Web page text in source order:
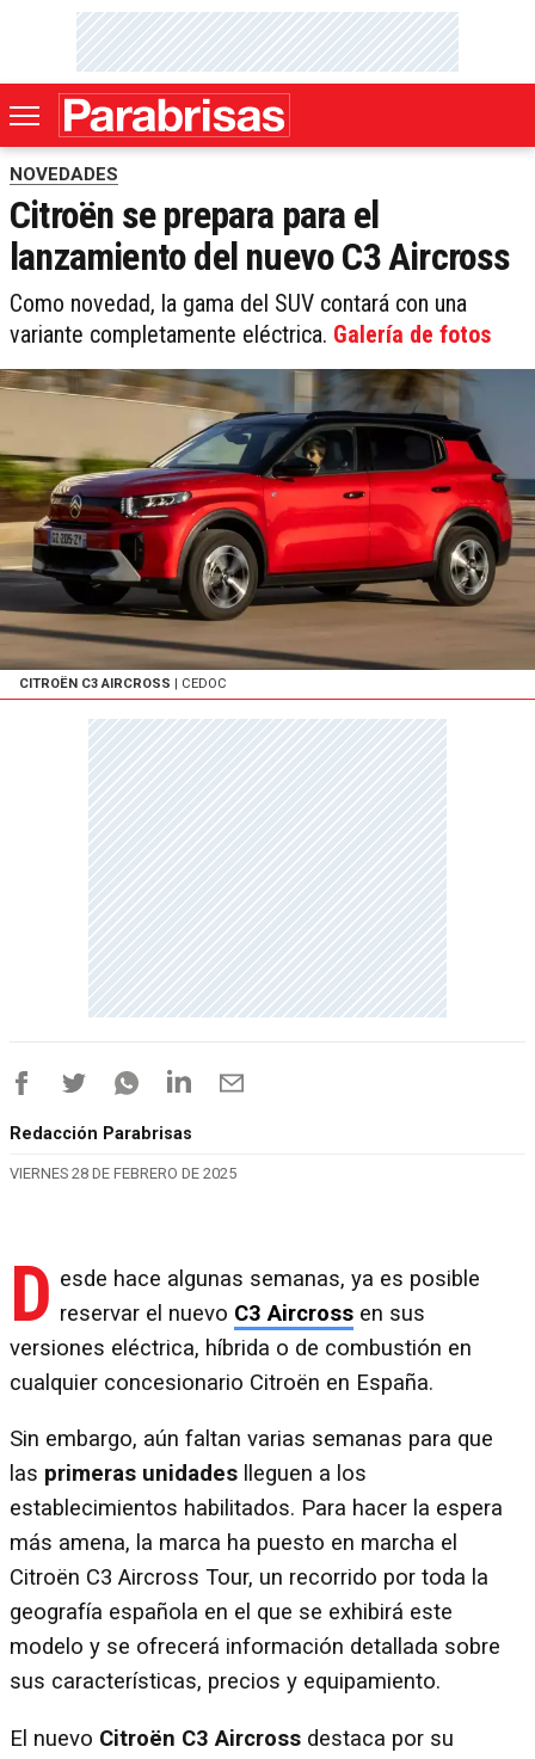
NOVEDADES
Citroën se prepara para el
lanzamiento del nuevo C3 Aircross
Como novedad, la gama del SUV contará con una
variante completamente eléctrica. Galería de fotos
CITROËN C3 AIRCROSS | CEDOC
Redacción Parabrisas
VIERNES 28 DE FEBRERO DE 2025
D esde hace algunas semanas, ya es posible
reservar el nuevo C3 Aircross en sus
versiones eléctrica, híbrida o de combustión en
cualquier concesionario Citroën en España.
Sin embargo, aún faltan varias semanas para que
las primeras unidades lleguen a los
establecimientos habilitados. Para hacer la espera
más amena, la marca ha puesto en marcha el
Citroën C3 Aircross Tour, un recorrido por toda la
geografía española en el que se exhibirá este
modelo y se ofrecerá información detallada sobre
sus características, precios y equipamiento.
El nuevo Citroën C3 Aircross destaca por su